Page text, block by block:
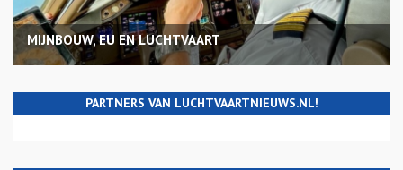
MIJNBOUW, EU EN LUCHTVAART
PARTNERS VAN LUCHTVAARTNIEUWS.NL!